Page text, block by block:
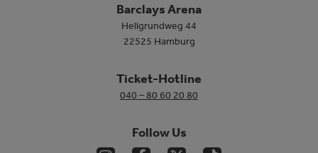
Barclays Arena
Hellgrundweg 44
22525 Hamburg
Ticket-Hotline
040 – 80 60 20 80
Follow Us